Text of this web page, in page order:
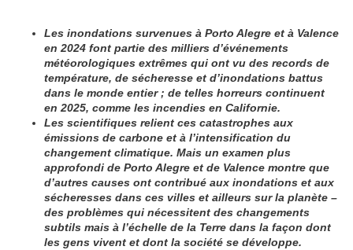
Les inondations survenues à Porto Alegre et à Valence
en 2024 font partie des milliers d’événements
météorologiques extrêmes qui ont vu des records de
température, de sécheresse et d’inondations battus
dans le monde entier ; de telles horreurs continuent
en 2025, comme les incendies en Californie.
Les scientifiques relient ces catastrophes aux
émissions de carbone et à l’intensification du
changement climatique. Mais un examen plus
approfondi de Porto Alegre et de Valence montre que
d’autres causes ont contribué aux inondations et aux
sécheresses dans ces villes et ailleurs sur la planète –
des problèmes qui nécessitent des changements
subtils mais à l’échelle de la Terre dans la façon dont
les gens vivent et dont la société se développe.